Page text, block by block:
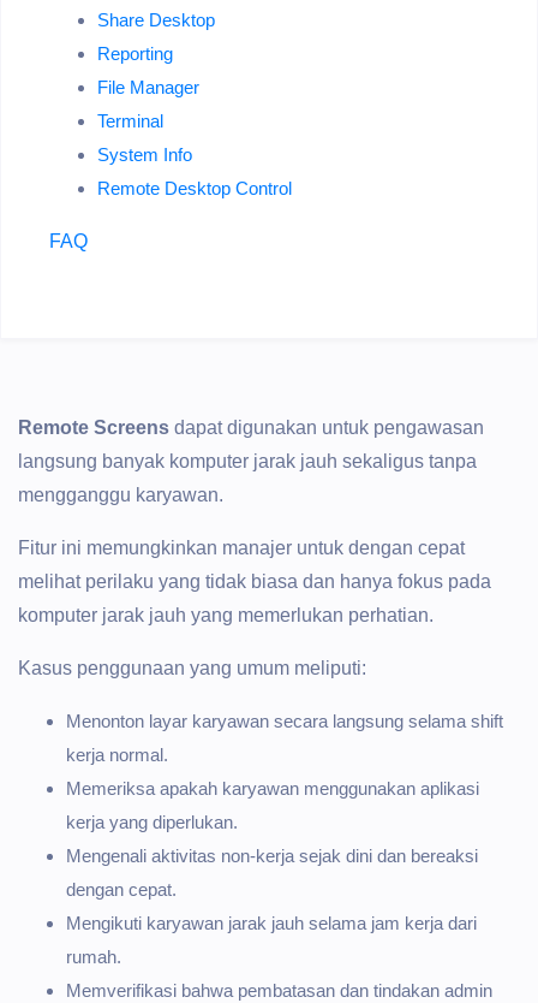
Share Desktop
Reporting
File Manager
Terminal
System Info
Remote Desktop Control
FAQ
Remote Screens dapat digunakan untuk pengawasan
langsung banyak komputer jarak jauh sekaligus tanpa
mengganggu karyawan.
Fitur ini memungkinkan manajer untuk dengan cepat
melihat perilaku yang tidak biasa dan hanya fokus pada
komputer jarak jauh yang memerlukan perhatian.
Kasus penggunaan yang umum meliputi:
Menonton layar karyawan secara langsung selama shift
kerja normal.
Memeriksa apakah karyawan menggunakan aplikasi
kerja yang diperlukan.
Mengenali aktivitas non-kerja sejak dini dan bereaksi
dengan cepat.
Mengikuti karyawan jarak jauh selama jam kerja dari
rumah.
Memverifikasi bahwa pembatasan dan tindakan admin